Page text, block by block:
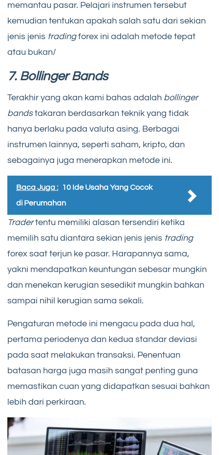
memantau pasar. Pelajari instrumen tersebut
kemudian tentukan apakah salah satu dari sekian
jenis jenis tradingforex ini adalah metode tepat
atau bukan/
7. Bollinger Bands
Terakhir yang akan kami bahas adalah bollinger
bandstakaran berdasarkan teknik yang tidak
hanya berlaku pada valuta asing. Berbagai
instrumen lainnya, seperti saham, kripto, dan
sebagainya juga menerapkan metode ini.
Baca Juga :
10 Ide Usaha Yang Cocok
di Perumahan
Tradertentu memiliki alasan tersendiri ketika
memilih satu diantara sekian jenis jenis trading
forex saat terjun ke pasar. Harapannya sama,
yakni mendapatkan keuntungan sebesar mungkin
dan menekan kerugian sesedikit mungkin bahkan
sampai nihil kerugian sama sekali.
Pengaturan metode ini mengacu pada dua hal,
pertama periodenya dan kedua standar deviasi
pada saat melakukan transaksi. Penentuan
batasan harga juga masih sangat penting guna
memastikan cuan yang didapatkan sesuai bahkan
lebih dari perkiraan.